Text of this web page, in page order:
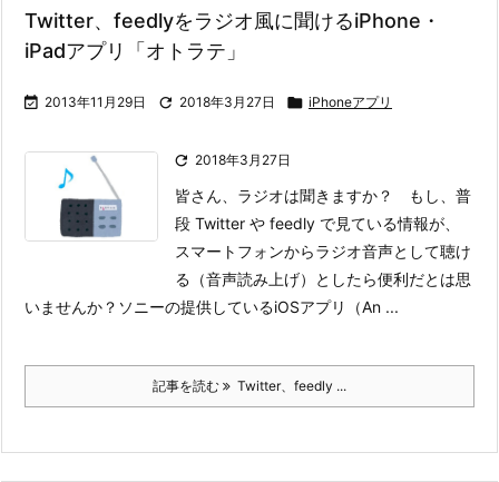
Twitter、feedlyをラジオ風に聞けるiPhone・
iPadアプリ「オトラテ」
 2013年11月29日  2018年3月27日  iPhoneアプリ
 2018年3月27日
皆さん、ラジオは聞きますか？ もし、普
段 Twitter や feedly で見ている情報が、
スマートフォンからラジオ音声として聴け
る（音声読み上げ）としたら便利だとは思
いませんか？ ソニーの提供しているiOSアプリ（An ...
記事を読む Twitter、feedly ...